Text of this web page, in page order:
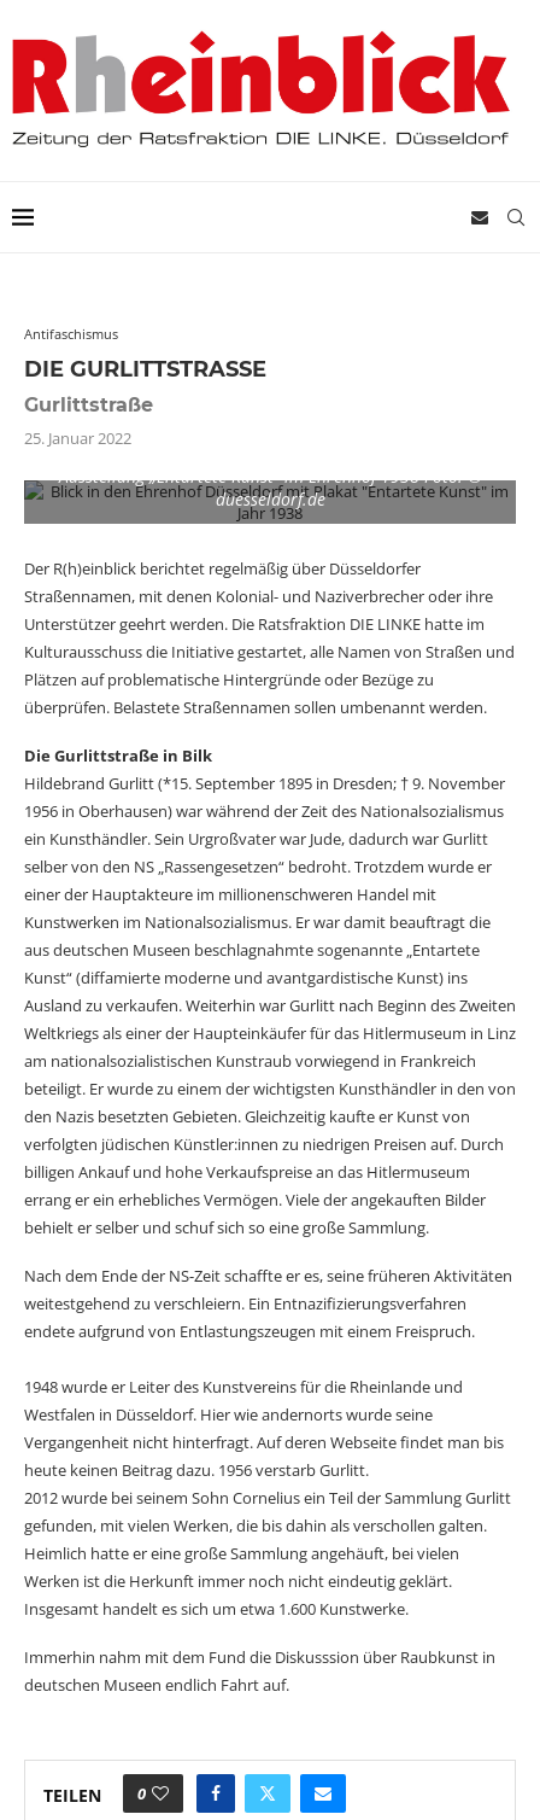
Antifaschismus
DIE GURLITTSTRASSE
Gurlittstraße
25. Januar 2022
Ausstellung „Entartete Kunst“ im Ehrenhof 1938 Foto: ©
duesseldorf.de
Der R(h)einblick berichtet regelmäßig über Düsseldorfer
Straßennamen, mit denen Kolonial­- und Naziverbrecher oder ihre
Unterstützer geehrt werden. Die Ratsfraktion DIE LINKE hatte im
Kultur­ausschuss die Initiative gestartet, alle Namen von Straßen und
Plätzen auf pro­blematische Hintergründe oder Bezüge zu
überprüfen. Belastete Straßennamen sollen umbenannt werden.
Die Gurlittstraße in Bilk
Hildebrand Gurlitt (*15. September 1895 in Dresden; † 9. November
1956 in Oberhausen) war während der Zeit des Nationalsozialismus
ein Kunsthändler. Sein Urgroßvater war Jude, dadurch war Gurlitt
selber von den NS „Rassengesetzen“ bedroht. Trotzdem wurde er
einer der Hauptakteure im millionenschweren Handel mit
Kunstwerken im Nationalsozialismus. Er war damit beauftragt die
aus deutschen Museen beschlagnahmte sogenannte „Entartete
Kunst“ (diffamierte moderne und avantgardistische Kunst) ins
Ausland zu verkaufen. Weiterhin war Gurlitt nach Beginn des Zweiten
Weltkriegs als einer der Haupteinkäufer für das Hitlermuseum in Linz
am nationalsozialistischen Kunstraub vorwiegend in Frankreich
beteiligt. Er wurde zu einem der wichtigsten Kunsthändler in den von
den Nazis besetzten Gebieten. Gleichzeitig kaufte er Kunst von
verfolgten jüdischen Künstler:innen zu niedrigen Preisen auf. Durch
billigen Ankauf und hohe Verkaufspreise an das Hitlermuseum
errang er ein erhebliches Vermögen. Viele der angekauften Bilder
behielt er selber und schuf sich so eine große Sammlung.
Nach dem Ende der NS-Zeit schaffte er es, seine früheren Aktivitäten
weitestgehend zu verschleiern. Ein Entnazifizierungsverfahren
endete aufgrund von Entlastungszeugen mit einem Freispruch.
1948 wurde er Leiter des Kunstvereins für die Rheinlande und
Westfalen in Düsseldorf. Hier wie andernorts wurde seine
Vergangenheit nicht hinterfragt. Auf deren Webseite findet man bis
heute keinen Beitrag dazu. 1956 verstarb Gurlitt.
2012 wurde bei seinem Sohn Cornelius ein Teil der Sammlung Gurlitt
gefunden, mit vielen Werken, die bis dahin als verschollen galten.
Heimlich hatte er eine große Sammlung angehäuft, bei vielen
Werken ist die Herkunft immer noch nicht eindeutig geklärt.
Insgesamt handelt es sich um etwa 1.600 Kunstwerke.
Immerhin nahm mit dem Fund die Diskusssion über Raubkunst in
deutschen Museen endlich Fahrt auf.
TEILEN 0